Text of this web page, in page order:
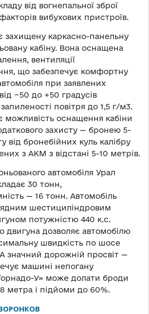
від вогнепальної зброї
вибухових пристроїв.
захищену каркасно-панельну
кабіну. Вона оснащена
вентиляції
що забезпечує комфортну
при заявлених
−50 до +50 градусів
повітря до 1,5 г/м3.
можливість оснащення кабіни
захисту — бронею 5-
від бронебійних куль калібру
з АКМ з відстані 5-10 метрів.
автомобіля Урал
30 тонн,
— 16 тонн. Автомобіль
шестициліндровим
потужністю 440 к.с.
двигуна дозволяє автомобілю
швидкість по шосе
значний дорожній просвіт —
машині непогану
У» може долати броди
метра і підйоми до 60%.